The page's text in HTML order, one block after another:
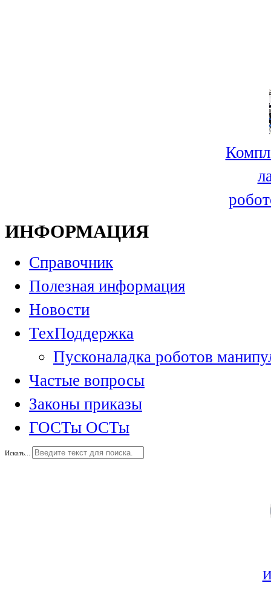
ИНФОРМАЦИЯ
Справочник
Полезная информация
Новости
ТехПоддержка
Пусконаладка роботов
Частые вопросы
Законы приказы
ГОСТы ОСТы
Искать...